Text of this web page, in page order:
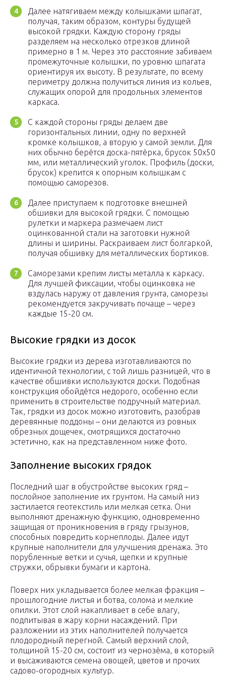
Далее натягиваем между колышками шпагат,
получая, таким образом, контуры будущей
высокой грядки. Каждую сторону гряды
разделяем на несколько отрезков длиной
примерно в 1 м. Через это расстояние забиваем
промежуточные колышки, по уровню шпагата
ориентируя их высоту. В результате, по всему
периметру должна получиться линия из кольев,
служащих опорой для продольных элементов
каркаса.
С каждой стороны гряды делаем две
горизонтальных линии, одну по верхней
кромке колышков, а вторую у самой земли. Для
них обычно берётся доска-пятёрка, брусок 50х50
мм, или металлический уголок. Профиль (доски,
брусок) крепится к опорным колышкам с
помощью саморезов.
Далее приступаем к подготовке внешней
обшивки для высокой грядки. С помощью
рулетки и маркера размечаем лист
оцинкованной стали на заготовки нужной
длины и ширины. Раскраиваем лист болгаркой,
получая обшивку для металлических бортиков.
Саморезами крепим листы металла к каркасу.
Для лучшей фиксации, чтобы оцинковка не
вздулась наружу от давления грунта, саморезы
рекомендуется закручивать почаще – через
каждые 15-20 см.
Высокие грядки из досок
Высокие грядки из дерева изготавливаются по
идентичной технологии, с той лишь разницей, что в
качестве обшивки используются доски. Подобная
конструкция обойдётся недорого, особенно если
применить в строительстве подручный материал.
Так, грядки из досок можно изготовить, разобрав
деревянные поддоны – они делаются из ровных
обрезных дощечек, смотрящихся достаточно
эстетично, как на представленном ниже фото.
Заполнение высоких грядок
Последний шаг в обустройстве высоких гряд –
послойное заполнение их грунтом. На самый низ
застилается геотекстиль или мелкая сетка. Они
выполняют дренажную функцию, одновременно
защищая от проникновения в гряду грызунов,
способных повредить корнеплоды. Далее идут
крупные наполнители для улучшения дренажа. Это
порубленные ветки и сучья, щепки и крупные
стружки, обрывки бумаги и картона.
Поверх них укладывается более мелкая фракция –
прошлогодние листья и ботва, солома и мелкие
опилки. Этот слой накапливает в себе влагу,
подпитывая в жару корни насаждений. При
разложении из этих наполнителей получается
плодородный перегной. Самый верхний слой,
толщиной 15-20 см, состоит из чернозёма, в который
и высаживаются семена овощей, цветов и прочих
садово-огородных культур.